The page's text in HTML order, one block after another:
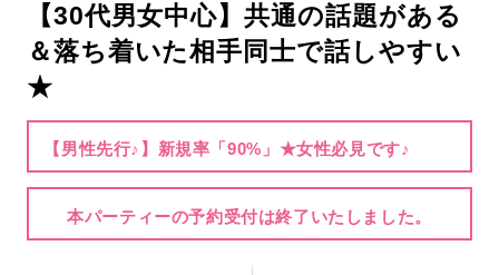
【30代男女中心】共通の話題がある
＆落ち着いた相手同士で話しやすい
★
【男性先行♪】新規率「90%」★女性必見です♪
本パーティーの予約受付は終了いたしました。